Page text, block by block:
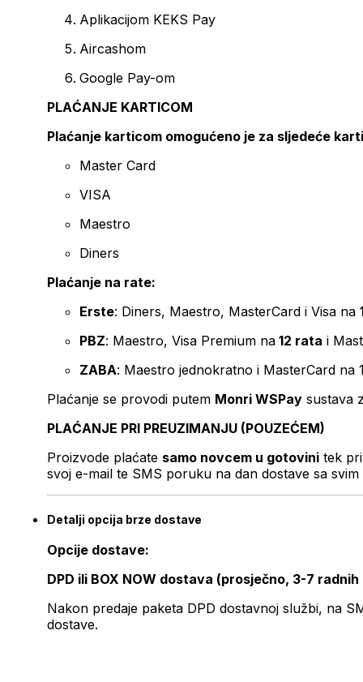
Aplikacijom KEKS Pay
Aircashom
Google Pay-om
PLAĆANJE KARTICOM
Plaćanje karticom omogućeno je za sljedeće
Master Card
VISA
Maestro
Diners
Plaćanje na rate:
Erste: Diners, Maestro, MasterCard i Visa na
PBZ: Maestro, Visa Premium na 12 rata i
ZABA: Maestro jednokratno i MasterCard na
Plaćanje se provodi putem Monri WSPay sustava
PLAĆANJE PRI PREUZIMANJU (POUZEĆEM)
Proizvode plaćate samo novcem u gotovini tek
svoj e-mail te SMS poruku na dan dostave sa svim
Detalji opcija brze dostave
Opcije dostave:
DPD ili BOX NOW dostava (prosječno, 3-7 radnih
Nakon predaje paketa DPD dostavnoj službi, na
dostave.